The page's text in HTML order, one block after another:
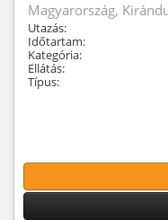
Magyarország,
Utazás:
Időtartam:
Kategória:
Ellátás:
Típus: